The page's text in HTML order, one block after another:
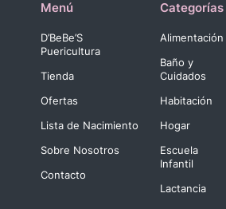
Menú
D’BeBe’S
Puericultura
Tienda
Ofertas
Lista de Nacimiento
Sobre Nosotros
Contacto
Categorías
Alimentación
Baño y
Cuidados
Habitación
Hogar
Escuela
Infantil
Lactancia